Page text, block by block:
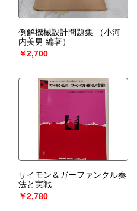
例解機械設計問題集
（小河
内美男 編著）
￥2,700
サイモン＆ガーファンクル奏
法と実戦
￥2,780